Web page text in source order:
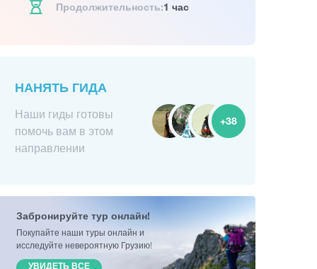
Продолжительность:1 час
НАНЯТЬ ГИДА
Наши гиды готовы
помочь вам в этом
направлении
+38
Забронируйте тур онлайн!
Покупайте наши туры онлайн и
исследуйте невероятную Грузию!
УВИДЕТЬ ВСЕ